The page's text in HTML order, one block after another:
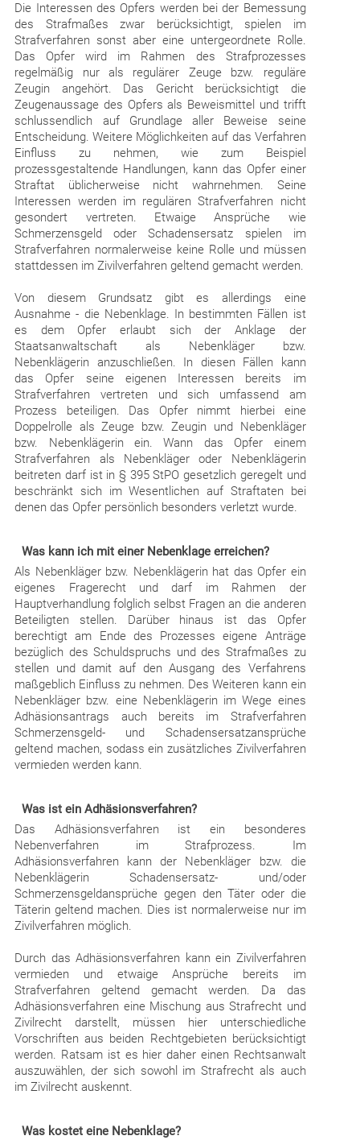
Die Interessen des Opfers werden bei der Bemessung
des Strafmaßes zwar berücksichtigt, spielen im
Strafverfahren sonst aber eine untergeordnete Rolle.
Das Opfer wird im Rahmen des Strafprozesses
regelmäßig nur als regulärer Zeuge bzw. reguläre
Zeugin angehört. Das Gericht berücksichtigt die
Zeugenaussage des Opfers als Beweismittel und trifft
schlussendlich auf Grundlage aller Beweise seine
Entscheidung. Weitere Möglichkeiten auf das Verfahren
Einfluss zu nehmen, wie zum Beispiel
prozessgestaltende Handlungen, kann das Opfer einer
Straftat üblicherweise nicht wahrnehmen. Seine
Interessen werden im regulären Strafverfahren nicht
gesondert vertreten. Etwaige Ansprüche wie
Schmerzensgeld oder Schadensersatz spielen im
Strafverfahren normalerweise keine Rolle und müssen
stattdessen im Zivilverfahren geltend gemacht werden.
Von diesem Grundsatz gibt es allerdings eine
Ausnahme - die Nebenklage. In bestimmten Fällen ist
es dem Opfer erlaubt sich der Anklage der
Staatsanwaltschaft als Nebenkläger bzw.
Nebenklägerin anzuschließen. In diesen Fällen kann
das Opfer seine eigenen Interessen bereits im
Strafverfahren vertreten und sich umfassend am
Prozess beteiligen. Das Opfer nimmt hierbei eine
Doppelrolle als Zeuge bzw. Zeugin und Nebenkläger
bzw. Nebenklägerin ein. Wann das Opfer einem
Strafverfahren als Nebenkläger oder Nebenklägerin
beitreten darf ist in § 395 StPO gesetzlich geregelt und
beschränkt sich im Wesentlichen auf Straftaten bei
denen das Opfer persönlich besonders verletzt wurde.
Was kann ich mit einer Nebenklage erreichen?
Als Nebenkläger bzw. Nebenklägerin hat das Opfer ein
eigenes Fragerecht und darf im Rahmen der
Hauptverhandlung folglich selbst Fragen an die anderen
Beteiligten stellen. Darüber hinaus ist das Opfer
berechtigt am Ende des Prozesses eigene Anträge
bezüglich des Schuldspruchs und des Strafmaßes zu
stellen und damit auf den Ausgang des Verfahrens
maßgeblich Einfluss zu nehmen. Des Weiteren kann ein
Nebenkläger bzw. eine Nebenklägerin im Wege eines
Adhäsionsantrags auch bereits im Strafverfahren
Schmerzensgeld- und Schadensersatzansprüche
geltend machen, sodass ein zusätzliches Zivilverfahren
vermieden werden kann.
Was ist ein Adhäsionsverfahren?
Das Adhäsionsverfahren ist ein besonderes
Nebenverfahren im Strafprozess. Im
Adhäsionsverfahren kann der Nebenkläger bzw. die
Nebenklägerin Schadensersatz- und/oder
Schmerzensgeldansprüche gegen den Täter oder die
Täterin geltend machen. Dies ist normalerweise nur im
Zivilverfahren möglich.
Durch das Adhäsionsverfahren kann ein Zivilverfahren
vermieden und etwaige Ansprüche bereits im
Strafverfahren geltend gemacht werden. Da das
Adhäsionsverfahren eine Mischung aus Strafrecht und
Zivilrecht darstellt, müssen hier unterschiedliche
Vorschriften aus beiden Rechtgebieten berücksichtigt
werden. Ratsam ist es hier daher einen Rechtsanwalt
auszuwählen, der sich sowohl im Strafrecht als auch
im Zivilrecht auskennt.
Was kostet eine Nebenklage?